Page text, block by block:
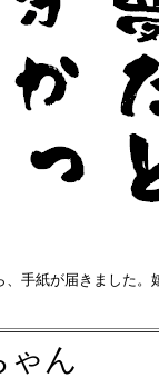
、手紙が届きました。
ゃん